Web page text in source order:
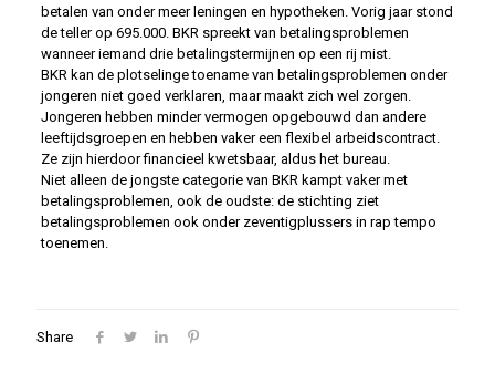
betalen van onder meer leningen en hypotheken. Vorig jaar stond
de teller op 695.000. BKR spreekt van betalingsproblemen
wanneer iemand drie betalingstermijnen op een rij mist.
BKR kan de plotselinge toename van betalingsproblemen onder
jongeren niet goed verklaren, maar maakt zich wel zorgen.
Jongeren hebben minder vermogen opgebouwd dan andere
leeftijdsgroepen en hebben vaker een flexibel arbeidscontract.
Ze zijn hierdoor financieel kwetsbaar, aldus het bureau.
Niet alleen de jongste categorie van BKR kampt vaker met
betalingsproblemen, ook de oudste: de stichting ziet
betalingsproblemen ook onder zeventigplussers in rap tempo
toenemen.
Share